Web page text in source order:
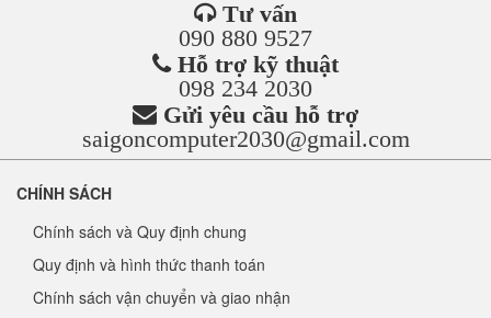
Tư vấn
090 880 9527
Hỗ trợ kỹ thuật
098 234 2030
Gửi yêu cầu hỗ trợ
saigoncomputer2030@gmail.com
CHÍNH SÁCH
Chính sách và Quy định chung
Quy định và hình thức thanh toán
Chính sách vận chuyển và giao nhận